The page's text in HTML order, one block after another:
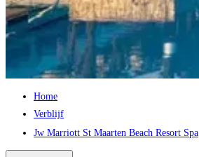
Home
Verblijf
Jw Marriott St Maarten Beach Resort Spa